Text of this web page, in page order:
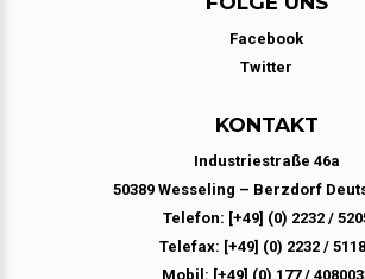
Facebook
Twitter
KONTAKT
Industriestraße 46a
50389 Wesseling – Berzdorf
Telefon: [+49] (0) 2232 /
Telefax: [+49] (0) 2232 /
Mobil: [+49] (0) 177 /